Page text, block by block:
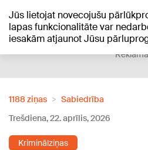
Jūs lietojat novecojušu
lapas funkcionalitāte var
iesakām atjaunot Jūsu
+24°C
Reklāma
1188 ziņas
Sabiedrība
Trešdiena, 22. aprīlis, 2026
Kriminālziņas